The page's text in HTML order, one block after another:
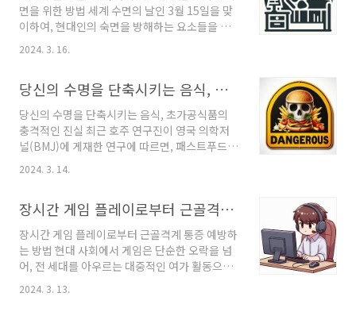
플라스틱 제거를 위해서 물을 끓여 미세 플라스
틱 제거 가능 그러나 희망적인 소식도 있습니다.
중국 광저우 지난대의 에디 쩡 교수팀이 수행한
노·미세 플라스틱을 최대 90%까지 제거할 수 있
다고 합니다. 연구팀은 탄산칼슘 성분이 포함된
수돗물을 끓이면..
면을 위한 방법 세계 수면의 날인 3월 15일을 맞
이하여, 현대인의 숙면을 방해하는 요소들을 극
복하고, 효과적으로 깊은 잠을 청할 수 있는 방법
을 알아보려고 합니다. 이 글에서는 계절별 수면
리 조상들이 사용했던 수면법에 이르기까지, 다
양한 방법을 소개합니다. 최적의 숙면을 위한 잊
혀진 고대의 지혜: '두 번에 나눠 자기' 오늘날 우
리는 8시간 연속 수면을 이상적인 것으로 여기곤
하지만, 역사적으로 인간은 '두 번의 수면'이라는
패턴을 가지고 있었습니다. 사람들은 첫 번째 짧
곤 했습니다. 이러한 고대의 수면 패턴을 재발견
함으로써, 우리는 현대의 불면증에 대한 새..
2024. 3. 16.
당신의 수명을 단축시키는 음식, 초가공식품의 충격적인 진실
당신의 수명을 단축시키는 음식, 초가공식품의
충격적인 진실 최근 호주 연구진이 영국 의학저
널(BMJ)에 게재한 연구에 따르면, 패스트푸드,
탄산음료, 즉석식품 등의 초가공식품 섭취가 심
장병, 당뇨병, 제2형 당뇨병 발병, 조기 사망 등의
다. 이 연구는 전 세계 약 1천만 명을 대상으로 한
지난 3년간의 선행 연구 자료들을 분석하여 이 같
은 결론을 도출했습니다. 패스트푸드가 수명을
단축시킨다!! 초가공식품의 정의와 위험성 초가
공식품이란 공장에서 가공되고 변형되어 바로 먹
을 수 있도록 제공되는 식품을 말합니다. 이러한
2024. 3. 14.
장시간 게임 플레이로부터 근골격계 통증 예방하는 방법
장시간 게임 플레이로부터 근골격계 통증 예방하
는 방법 현대 사회에서 게임은 단순한 오락을 넘
어, 전 세대를 아우르는 대중적인 여가 활동으로
자리 잡았습니다. 특히 '리그 오브 레전드'와 같은
세계적인 e스포츠 대회의 인기와 함께, 게임에 대
2024. 3. 13.